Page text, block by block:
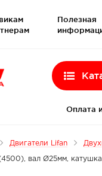
Полезная
Оплата
Двигатели Lifan
вал Ø25мм,